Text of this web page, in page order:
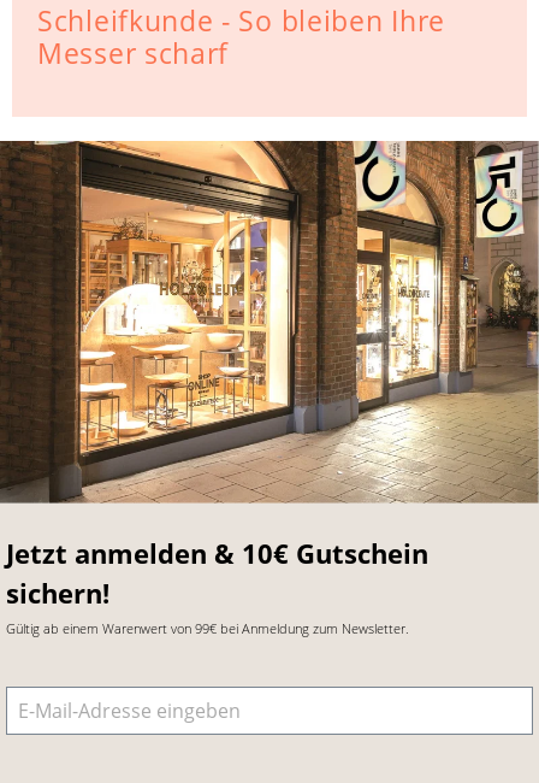
Schleifkunde - So bleiben Ihre
Messer scharf
Jetzt anmelden & 10€ Gutschein
sichern!
Gültig ab einem Warenwert von 99€ bei Anmeldung zum Newsletter.
E-Mail-Adresse